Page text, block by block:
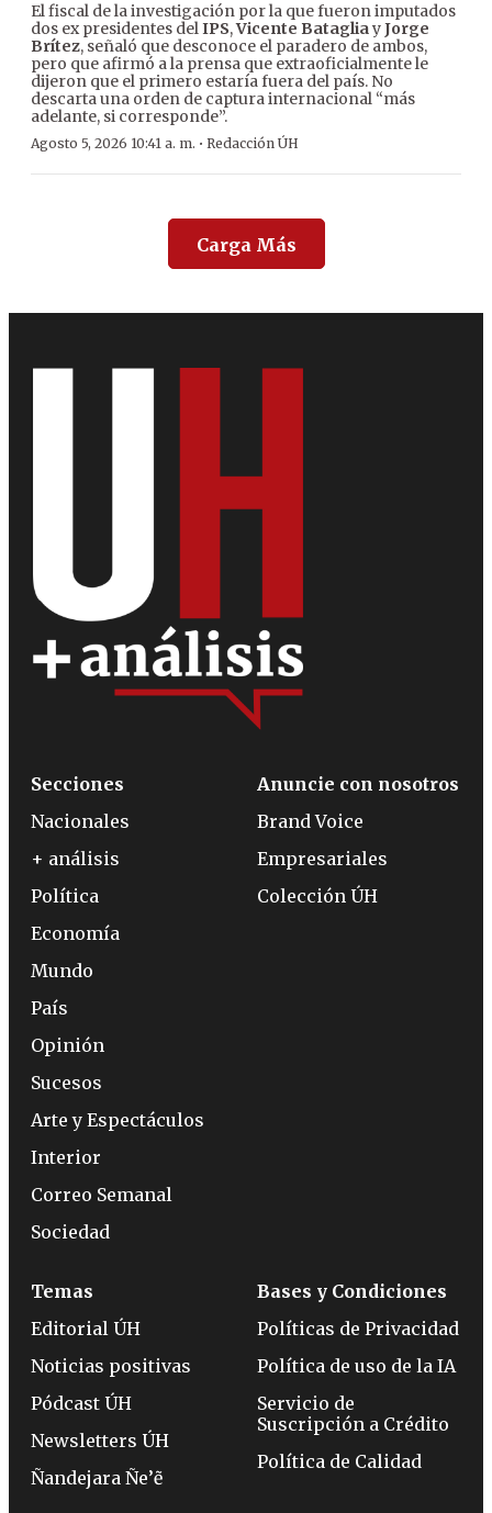
El fiscal de la investigación por la que fueron imputados
dos ex presidentes delIPS,Vicente BatagliayJorge
Brítez, señaló que desconoce el paradero de ambos,
pero que afirmó a la prensa que extraoficialmente le
dijeron que el primero estaría fuera del país. No
descarta una orden de captura internacional “más
adelante, si corresponde”.
Agosto 5, 2026 10:41 a. m. · Redacción ÚH
Carga Más
Secciones
Nacionales
+ análisis
Política
Economía
Mundo
País
Opinión
Sucesos
Arte y Espectáculos
Interior
Correo Semanal
Sociedad
Anuncie con nosotros
Brand Voice
Empresariales
Colección ÚH
Temas
Editorial ÚH
Noticias positivas
Pódcast ÚH
Newsletters ÚH
Ñandejara Ñe’ẽ
Bases y Condiciones
Políticas de Privacidad
Política de uso de la IA
Servicio de
Suscripción a Crédito
Política de Calidad